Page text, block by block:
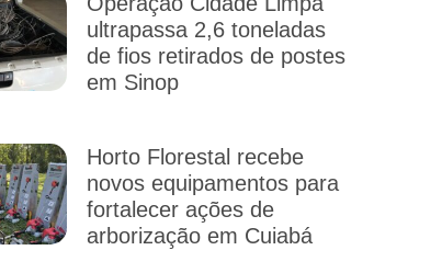
ultrapassa 2,6 toneladas
de fios retirados de postes
em Sinop
Horto Florestal recebe
novos equipamentos para
fortalecer ações de
arborização em Cuiabá